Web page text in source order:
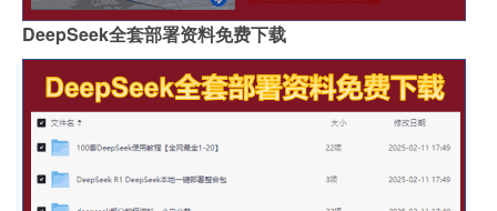
DeepSeek全套部署资料免费下载